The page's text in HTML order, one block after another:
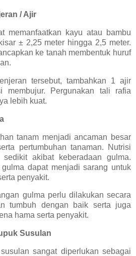
/ Ajir
memanfaatkan kayu atau bambu
± 2,25 meter hingga 2,5 meter.
ke tanah membentuk huruf
tersebut, tambahkan 1 ajir
membujur. Pergunakan tali rafia
lebih kuat.
tanam menjadi ancaman besar
pertumbuhan tanaman. Nutrisi
akibat keberadaan gulma.
dapat menjadi sarang untuk
penyakit.
gulma perlu dilakukan secara
tumbuh dengan baik serta juga
hama serta penyakit.
Susulan
sangat diperlukan sebagai